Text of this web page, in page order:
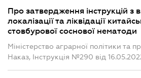
Про затвердження інструкцій з
локалізації та ліквідації
стовбурової соснової нематоди
Міністерство аграрної політики та
Наказ, Інструкція №290 від